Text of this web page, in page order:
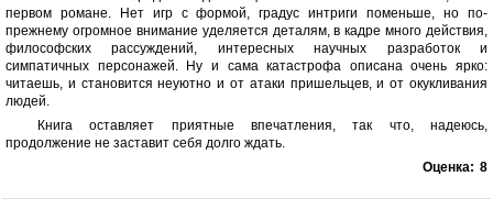
первом романе. Нет игр с формой, градус интриги поменьше, но по-
прежнему огромное внимание уделяется деталям, в кадре много действия,
философских рассуждений, интересных научных разработок и
симпатичных персонажей. Ну и сама катастрофа описана очень ярко:
читаешь, и становится неуютно и от атаки пришельцев, и от окукливания
людей.
Книга оставляет приятные впечатления, так что, надеюсь,
продолжение не заставит себя долго ждать.
Оценка: 8